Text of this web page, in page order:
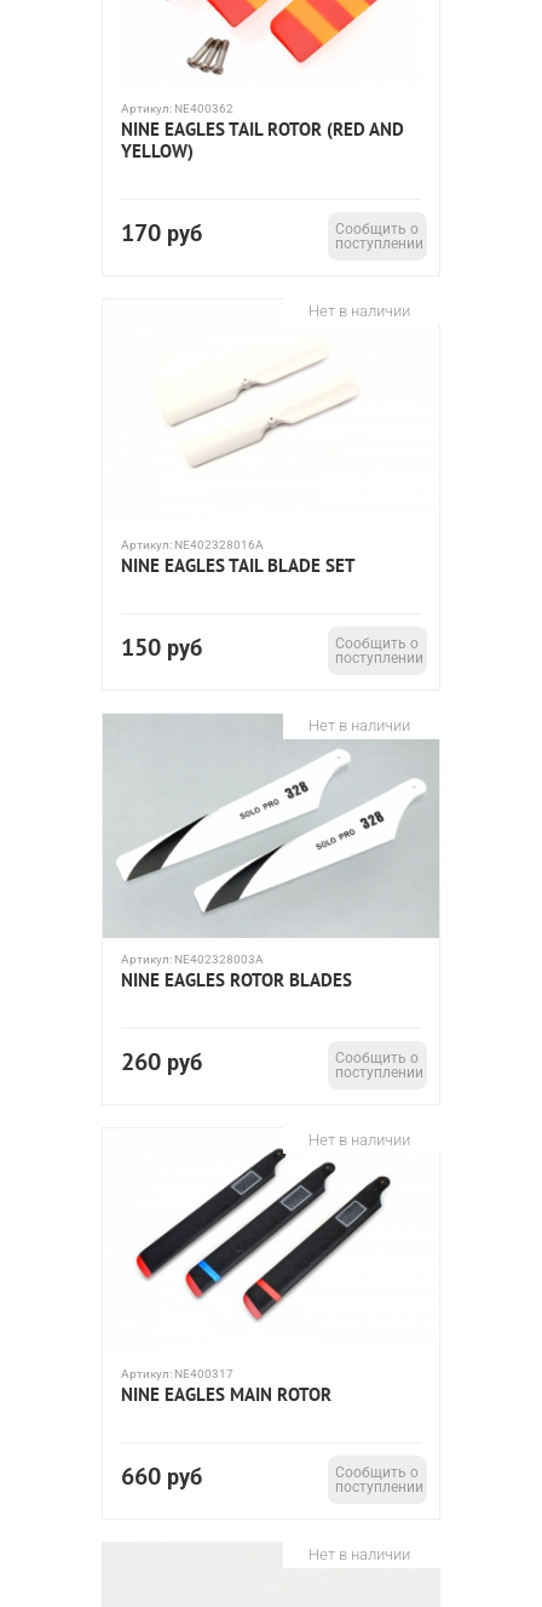
Артикул: NE400362
NINE EAGLES TAIL ROTOR (RED AND
YELLOW)
170 руб
Сообщить о
поступлении
Нет в наличии
Артикул: NE402328016A
NINE EAGLES TAIL BLADE SET
150 руб
Сообщить о
поступлении
Нет в наличии
Артикул: NE402328003A
NINE EAGLES ROTOR BLADES
260 руб
Сообщить о
поступлении
Нет в наличии
Артикул: NE400317
NINE EAGLES MAIN ROTOR
660 руб
Сообщить о
поступлении
Нет в наличии